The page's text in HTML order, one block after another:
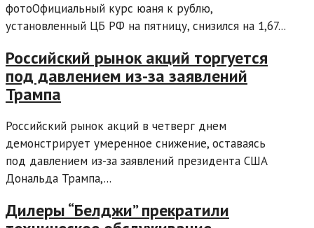
фотоОфициальный курс юаня к рублю,
установленный ЦБ РФ на пятницу, снизился на 1,67...
Российский рынок акций торгуется
под давлением из-за заявлений
Трампа
Российский рынок акций в четверг днем
демонстрирует умеренное снижение, оставаясь
под давлением из-за заявлений президента США
Дональда Трампа,...
Дилеры “Белджи” прекратили